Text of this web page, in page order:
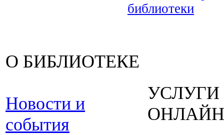
библиотеки
О БИБЛИОТЕКЕ
Новости и
события
УСЛУГИ
ОНЛАЙН